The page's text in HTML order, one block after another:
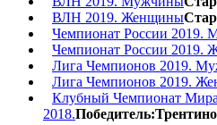
ВЛН 2019. Женщины
Чемпионат России 2019.
Чемпионат России 2019.
Лига Чемпионов 2019.
Лига Чемпионов 2019.
Клубный Чемпионат Мира
2018.Победитель:Трентино